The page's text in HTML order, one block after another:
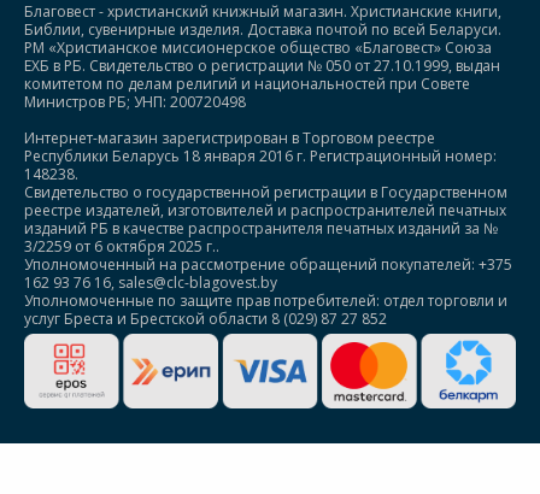
Благовест - христианский книжный магазин. Христианские книги,
Библии, сувенирные изделия. Доставка почтой по всей Беларуси.
РМ «Христианское миссионерское общество «Благовест» Союза
ЕХБ в РБ. Свидетельство о регистрации № 050 от 27.10.1999, выдан
комитетом по делам религий и национальностей при Совете
Министров РБ; УНП: 200720498
Интернет-магазин зарегистрирован в Торговом реестре
Республики Беларусь 18 января 2016 г. Регистрационный номер:
148238.
Свидетельство о государственной регистрации в Государственном
реестре издателей, изготовителей и распространителей печатных
изданий РБ в качестве распространителя печатных изданий за №
3/2259 от 6 октября 2025 г..
Уполномоченный на рассмотрение обращений покупателей: +375
162 93 76 16, sales@clc-blagovest.by
Уполномоченные по защите прав потребителей: отдел торговли и
услуг Бреста и Брестской области 8 (029) 87 27 852